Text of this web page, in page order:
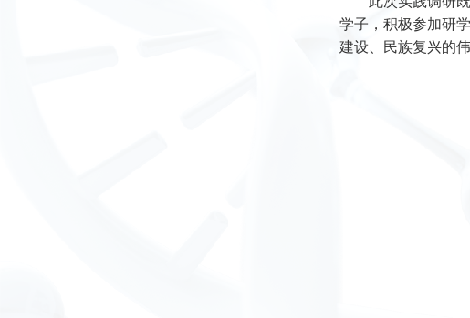
学子，积极参加研
建设、民族复兴的